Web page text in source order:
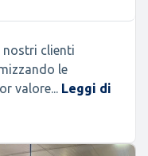
nostri clienti
le
valore... Leggi di